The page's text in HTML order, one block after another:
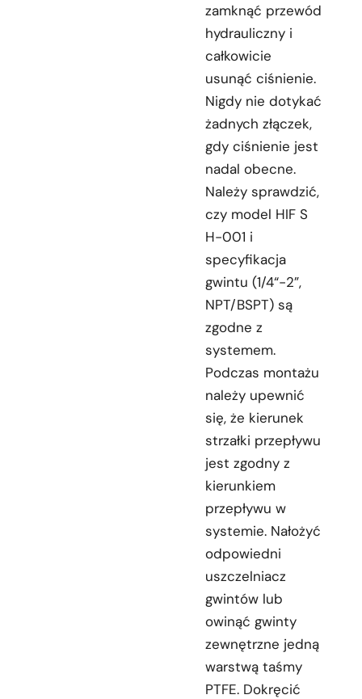
zamknąć przewód
hydrauliczny i
całkowicie
usunąć ciśnienie.
Nigdy nie dotykać
żadnych złączek,
gdy ciśnienie jest
nadal obecne.
Należy sprawdzić,
czy model HIF S
H-001 i
specyfikacja
gwintu (1/4“-2”,
NPT/BSPT) są
zgodne z
systemem.
Podczas montażu
należy upewnić
się, że kierunek
strzałki przepływu
jest zgodny z
kierunkiem
przepływu w
systemie. Nałożyć
odpowiedni
uszczelniacz
gwintów lub
owinąć gwinty
zewnętrzne jedną
warstwą taśmy
PTFE. Dokręcić